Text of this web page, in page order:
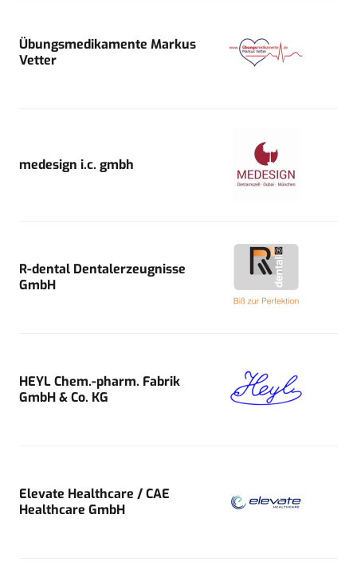
Übungsmedikamente Markus
Vetter
medesign i.c. gmbh
R-dental Dentalerzeugnisse
GmbH
HEYL Chem.-pharm. Fabrik
GmbH & Co. KG
Elevate Healthcare / CAE
Healthcare GmbH